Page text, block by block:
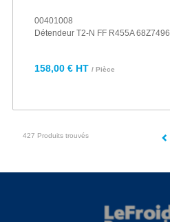
00401008
Détendeur T2-N FF R455A 68Z7496
158,00 € HT / Pièce
427 Produits trouvés